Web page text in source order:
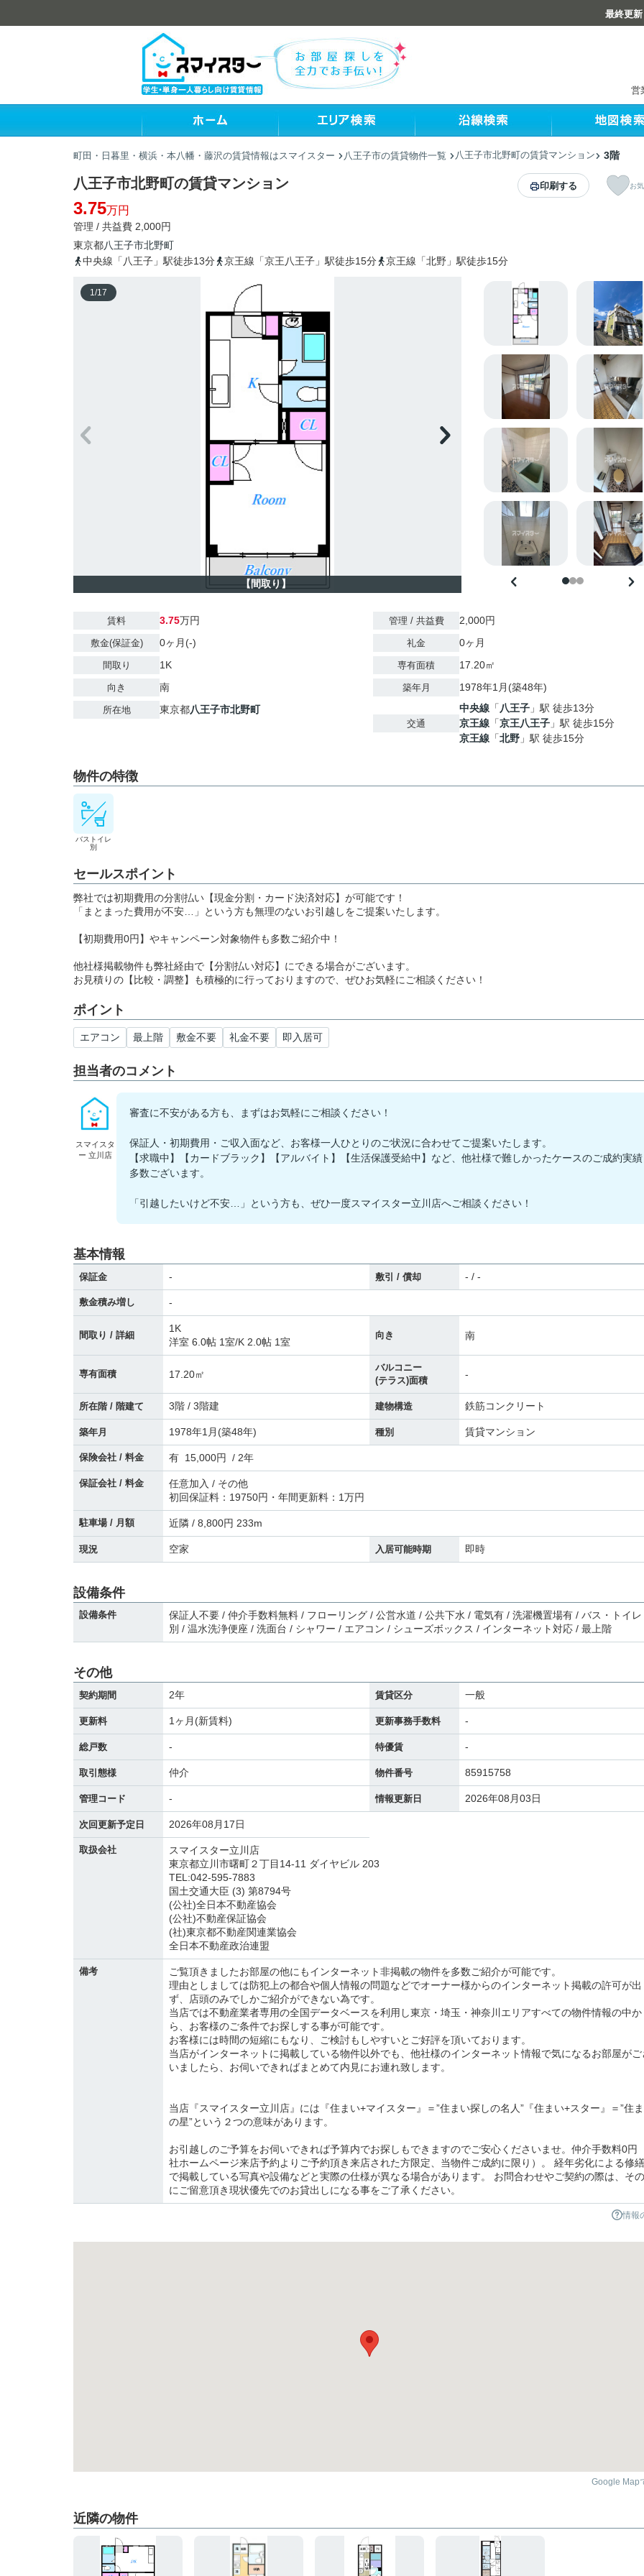
最終更
営
町田・日暮里・横浜・本八幡・藤沢の賃貸情報はスマイスター 八王子市の賃貸物件一覧 八王子市北野町の賃貸マンション 3階
八王子市北野町の賃貸マンション
3.75万円
管理 / 共益費 2,000円
東京都八王子市北野町
中央線「八王子」駅徒歩13分
京王線「京王八王子」駅徒歩15分 京王線「北野」駅徒歩15分
印刷する お
1/17
【間取り】
賃料 3.75万円
敷金(保証金) 0ヶ月(-)
間取り 1K
向き 南
所在地 東京都八王子市北野町
管理 / 共益費 2,000円
礼金 0ヶ月
専有面積 17.20㎡
築年月 1978年1月(築48年)
交通
中央線 「 八王子 」駅 徒歩13分
京王線 「京王八王子 」駅 徒歩15分
京王線 「北野 」駅 徒歩15分
物件の特徴
バストイレ
別
セールスポイント
弊社では初期費用の分割払い【現金分割・カード決済対応】が可能です！
「まとまった費用が不安…」という方も無理のないお引越しをご提案いたします。
【初期費用0円】やキャンペーン対象物件も多数ご紹介中！
他社様掲載物件も弊社経由で【分割払い対応】にできる場合がございます。
お見積りの【比較・調整】も積極的に行っておりますので、ぜひお気軽にご相談ください！
ポイント
エアコン 最上階 敷金不要 礼金不要 即入居可
担当者のコメント
スマイスタ
ー 立川店
審査に不安がある方も、まずはお気軽にご相談ください！
保証人・初期費用・ご収入面など、お客様一人ひとりのご状況に合わせてご提案いたします。
【求職中】【カードブラック】【アルバイト】【生活保護受給中】など、他社様で難しかったケースのご成約実
多数ございます。
「引越したいけど不安…」という方も、ぜひ一度スマイスター立川店へご相談ください！
基本情報
保証金 - 敷引 / 償却 - / -
敷金積み増し -
間取り / 詳細
1K
洋室 6.0帖 1室/K 2.0帖 1室
向き 南
専有面積 17.20㎡
バルコニー
(テラス)面積
-
所在階 / 階建て 3階 / 3階建 建物構造 鉄筋コンクリート
築年月 1978年1月(築48年) 種別 賃貸マンション
保険会社 / 料金 有 15,000円 / 2年
保証会社 / 料金
任意加入 / その他
初回保証料：19750円・年間更新料：1万円
駐車場 / 月額 近隣 / 8,800円 233m
現況 空家 入居可能時期 即時
設備条件
設備条件
保証人不要 / 仲介手数料無料 / フローリング / 公営水道 / 公共下水 / 電気有 / 洗濯機置場有 / バス・トイレ
別 / 温水洗浄便座 / 洗面台 / シャワー / エアコン / シューズボックス / インターネット対応 / 最上階
その他
契約期間 2年 賃貸区分 一般
更新料 1ヶ月(新賃料) 更新事務手数料 -
総戸数 - 特優賃 -
取引態様 仲介 物件番号 85915758
管理コード - 情報更新日 2026年08月03日
次回更新予定日 2026年08月17日
取扱会社
スマイスター立川店
東京都立川市曙町２丁目14-11 ダイヤビル 203
TEL:042-595-7883
国土交通大臣 (3) 第8794号
(公社)全日本不動産協会
(公社)不動産保証協会
(社)東京都不動産関連業協会
全日本不動産政治連盟
備考
ご覧頂きましたお部屋の他にもインターネット非掲載の物件を多数ご紹介が可能です。
理由としましては防犯上の都合や個人情報の問題などでオーナー様からのインターネット掲載の許可が出
ず、店頭のみでしかご紹介ができない為です。
当店では不動産業者専用の全国データベースを利用し東京・埼玉・神奈川エリアすべての物件情報の中か
ら、お客様のご条件でお探しする事が可能です。
お客様には時間の短縮にもなり、ご検討もしやすいとご好評を頂いております。
当店がインターネットに掲載している物件以外でも、他社様のインターネット情報で気になるお部屋がご
いましたら、お伺いできればまとめて内見にお連れ致します。
当店『スマイスター立川店』には『住まい+マイスター』＝”住まい探しの名人”『住まい+スター』＝”住
の星”という２つの意味があります。
お引越しのご予算をお伺いできれば予算内でお探しもできますのでご安心くださいませ。仲介手数料0円
社ホームページ来店予約よりご予約頂き来店された方限定、当物件ご成約に限り）。 経年劣化による修
で掲載している写真や設備などと実際の仕様が異なる場合があります。 お問合わせやご契約の際は、そ
にご留意頂き現状優先でのお貸出しになる事をご了承ください。
情報
Google Map
近隣の物件